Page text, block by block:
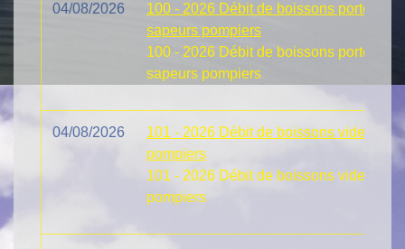
04/08/2026
100 - 2026 Débit de boissons portes
sapeurs pompiers
100 - 2026 Débit de boissons portes
sapeurs pompiers
04/08/2026
101 - 2026 Débit de boissons vide
pompiers
101 - 2026 Débit de boissons vide
pompiers